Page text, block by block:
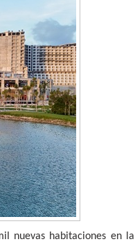
nuevas habitaciones en la